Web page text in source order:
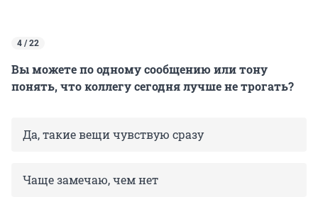
4 / 22
Вы можете по одному сообщению или тону
понять, что коллегу сегодня лучше не трогать?
Да, такие вещи чувствую сразу
Чаще замечаю, чем нет